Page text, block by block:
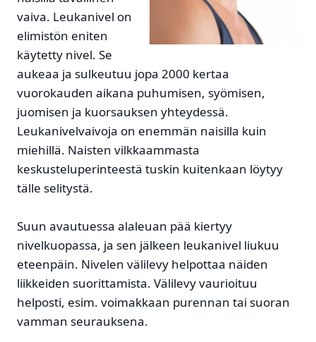
vaiva. Leukanivel on
elimistön eniten
käytetty nivel. Se
aukeaa ja sulkeutuu jopa 2000 kertaa
vuorokauden aikana puhumisen, syömisen,
juomisen ja kuorsauksen yhteydessä.
Leukanivelvaivoja on enemmän naisilla kuin
miehillä. Naisten vilkkaammasta
keskusteluperinteestä tuskin kuitenkaan löytyy
tälle selitystä.
Suun avautuessa alaleuan pää kiertyy
nivelkuopassa, ja sen jälkeen leukanivel liukuu
eteenpäin. Nivelen välilevy helpottaa näiden
liikkeiden suorittamista. Välilevy vaurioituu
helposti, esim. voimakkaan purennan tai suoran
vamman seurauksena.